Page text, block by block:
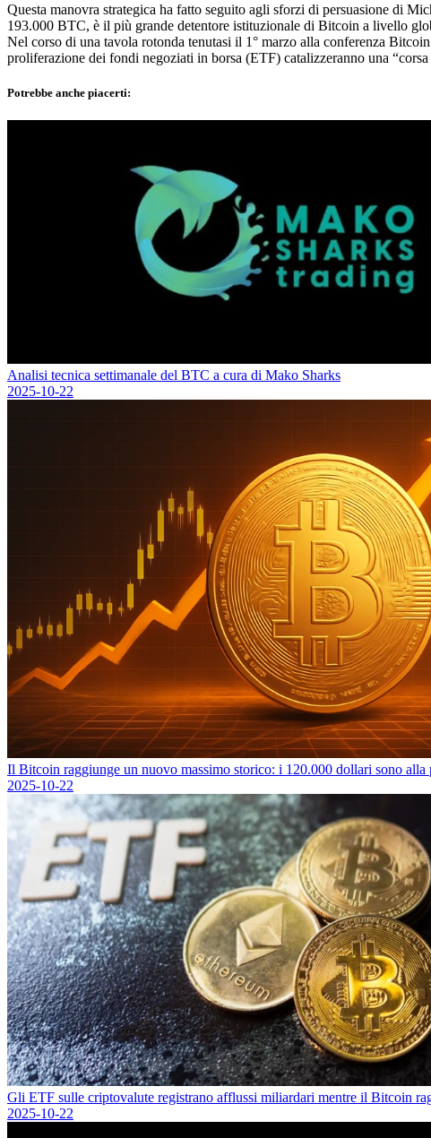
Questa manovra strategica ha fatto seguito agli sforzi di persuasione di
193.000 BTC, è il più grande detentore istituzionale di Bitcoin a livello
Nel corso di una tavola rotonda tenutasi il 1° marzo alla conferenza
proliferazione dei fondi negoziati in borsa (ETF) catalizzeranno una
Potrebbe anche piacerti:
Analisi tecnica settimanale del BTC a cura di Mako Sharks
2025-10-22
Il Bitcoin raggiunge un nuovo massimo storico: i 120.000 dollari sono alla
2025-10-22
Gli ETF sulle criptovalute registrano afflussi miliardari mentre il Bitcoin
2025-10-22